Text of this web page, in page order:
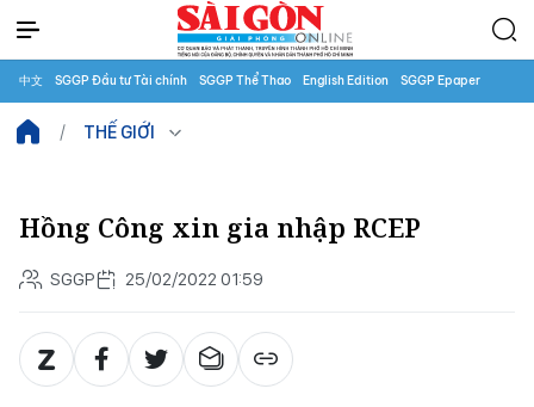
中文 SGGP Đầu tư Tài chính SGGP Thể Thao English Edition SGGP Epaper
THẾ GIỚI
Hồng Công xin gia nhập RCEP
SGGP 25/02/2022 01:59